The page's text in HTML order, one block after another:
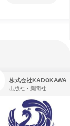
株式会社KADOKAWA
出版社・新聞社